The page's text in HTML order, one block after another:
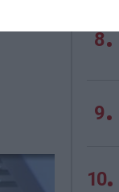
8
9
10